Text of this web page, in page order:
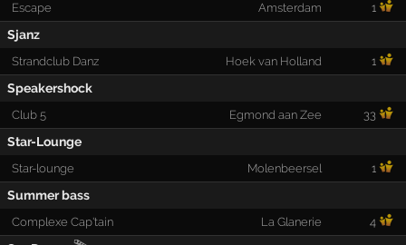
Escape Amsterdam 1
Sjanz
Strandclub Danz Hoek van Holland 1
Speakershock
Club 5 Egmond aan Zee 33
Star-Lounge
Star-lounge Molenbeersel 1
Summer bass
Complexe Cap'tain La Glanerie 4